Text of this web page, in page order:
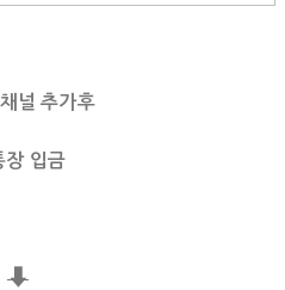
널 추가후
장 입금
⬇